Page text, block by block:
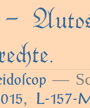
—
, L-157-